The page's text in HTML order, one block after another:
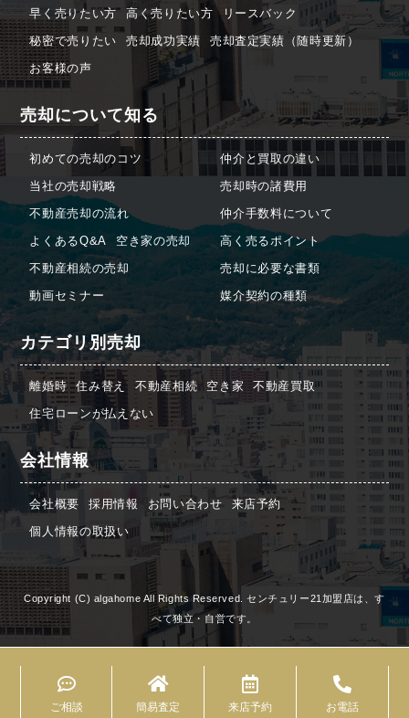
早く売りたい方 高く売りたい方
リースバック
秘密で売りたい
売却成功実績
売却査定実績（随時更新）
お客様の声
売却について知る
初めての売却のコツ
当社の売却戦略
不動産売却の流れ
よくあるQ&A
空き家の売却
不動産相続の売却
動画セミナー
仲介と買取の違い
売却時の諸費用
仲介手数料について
高く売るポイント
売却に必要な書類
媒介契約の種類
カテゴリ別売却
離婚時 住み替え 不動産相続 空き家
不動産買取
住宅ローンが払えない
会社情報
会社概要 採用情報 お問い合わせ
来店予約
個人情報の取扱い
Copyright (C) algahome All Rights Reserved. センチュリー21加盟店は、す
べて独立・自営です。
ご相談 簡易査定 来店予約 お電話